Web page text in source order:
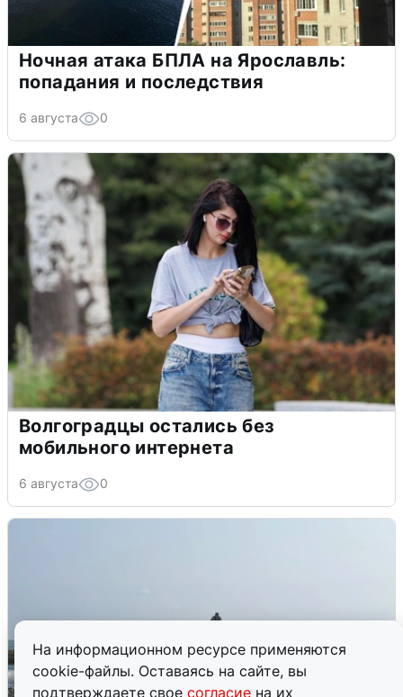
На информационном ресурсе применяются
cookie-файлы. Оставаясь на сайте, вы
подтверждаете свое согласие на их
Ночная атака БПЛА на Ярославль:
попадания и последствия
6 августа 0
Волгоградцы остались без
мобильного интернета
6 августа 0